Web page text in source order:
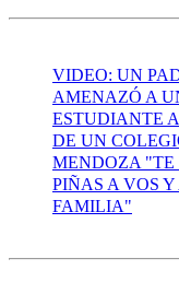
VIDEO: UN
AMENAZÓ A
ESTUDIANTE
DE UN
MENDOZA "TE
PIÑAS A VOS
FAMILIA"